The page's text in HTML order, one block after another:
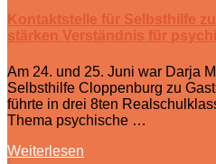
Kontaktstelle für Selbsthilfe
stärken Verständnis für
Am 24. und 25. Juni war Darja
Selbsthilfe Cloppenburg zu
führte in drei 8ten
Thema psychische …
Weiterlesen